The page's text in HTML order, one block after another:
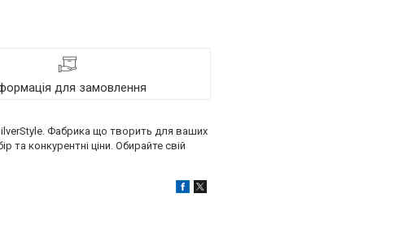
для замовлення
Фабрика що творить для ваших
та конкурентні ціни. Обирайте свій